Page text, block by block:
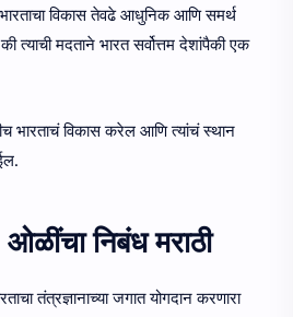
विकास तेवढे आधुनिक आणि समर्थ
त्याची मदताने भारत सर्वोत्तम देशांपैकी एक
भारताचं विकास करेल आणि त्यांचं स्थान
निबंध मराठी
तंत्रज्ञानाच्या जगात योगदान करणारा